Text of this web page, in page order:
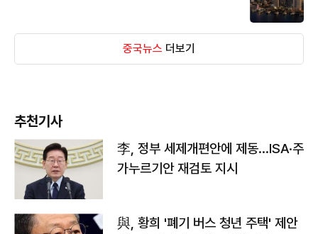
중국뉴스 더보기
추천기사
李, 정부 세제개편안에 제동…ISA·주
가누르기안 재검토 지시
與, 황희 '폐기 버스 청년 주택' 제안